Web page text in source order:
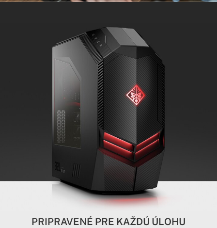
PRIPRAVENÉ PRE KAŽDÚ ÚLOHU